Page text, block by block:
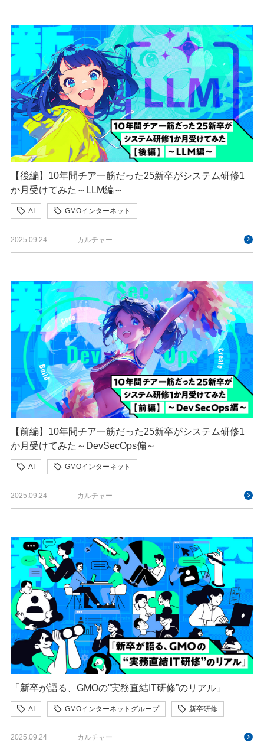
【後編】10年間チア一筋だった25新卒がシステム研修1
か月受けてみた～LLM編～
AI
GMOインターネット
2025.09.24
カルチャー
【前編】10年間チア一筋だった25新卒がシステム研修1
か月受けてみた～DevSecOps偏～
AI
GMOインターネット
2025.09.24
カルチャー
「新卒が語る、GMOの”実務直結IT研修”のリアル」
AI GMOインターネットグループ 新卒研修
2025.09.24 カルチャー